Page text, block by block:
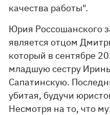
качества работы".
Юрия Россошанского
является отцом
который в сентябре
младшую сестру
Сапатинскую.
убитая, будучи
Несмотря на то, что